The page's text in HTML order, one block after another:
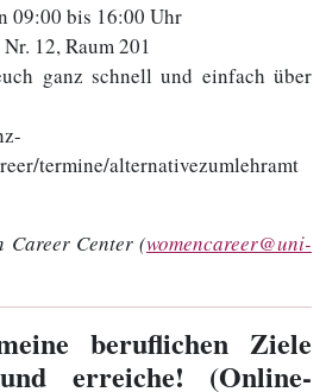
09:00 bis 16:00 Uhr
12, Raum 201
ganz schnell und einfach über
termine/alternativezumlehramt
Career Center (womencareer@uni-
beruflichen Ziele
erreiche! (Online-